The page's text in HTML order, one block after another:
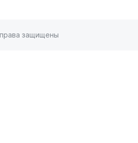
защищены